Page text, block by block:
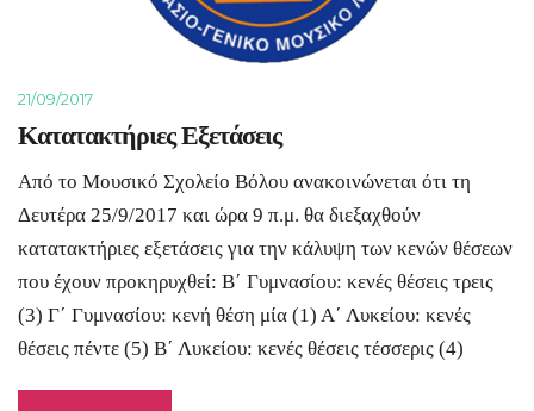
21/09/2017
Κατατακτήριες Εξετάσεις
Από το Μουσικό Σχολείο Βόλου ανακοινώνεται ότι τη
Δευτέρα 25/9/2017 και ώρα 9 π.μ. θα διεξαχθούν
κατατακτήριες εξετάσεις για την κάλυψη των κενών θέσεων
που έχουν προκηρυχθεί: Β΄ Γυμνασίου: κενές θέσεις τρεις
(3) Γ΄ Γυμνασίου: κενή θέση μία (1) Α΄ Λυκείου: κενές
θέσεις πέντε (5) Β΄ Λυκείου: κενές θέσεις τέσσερις (4)